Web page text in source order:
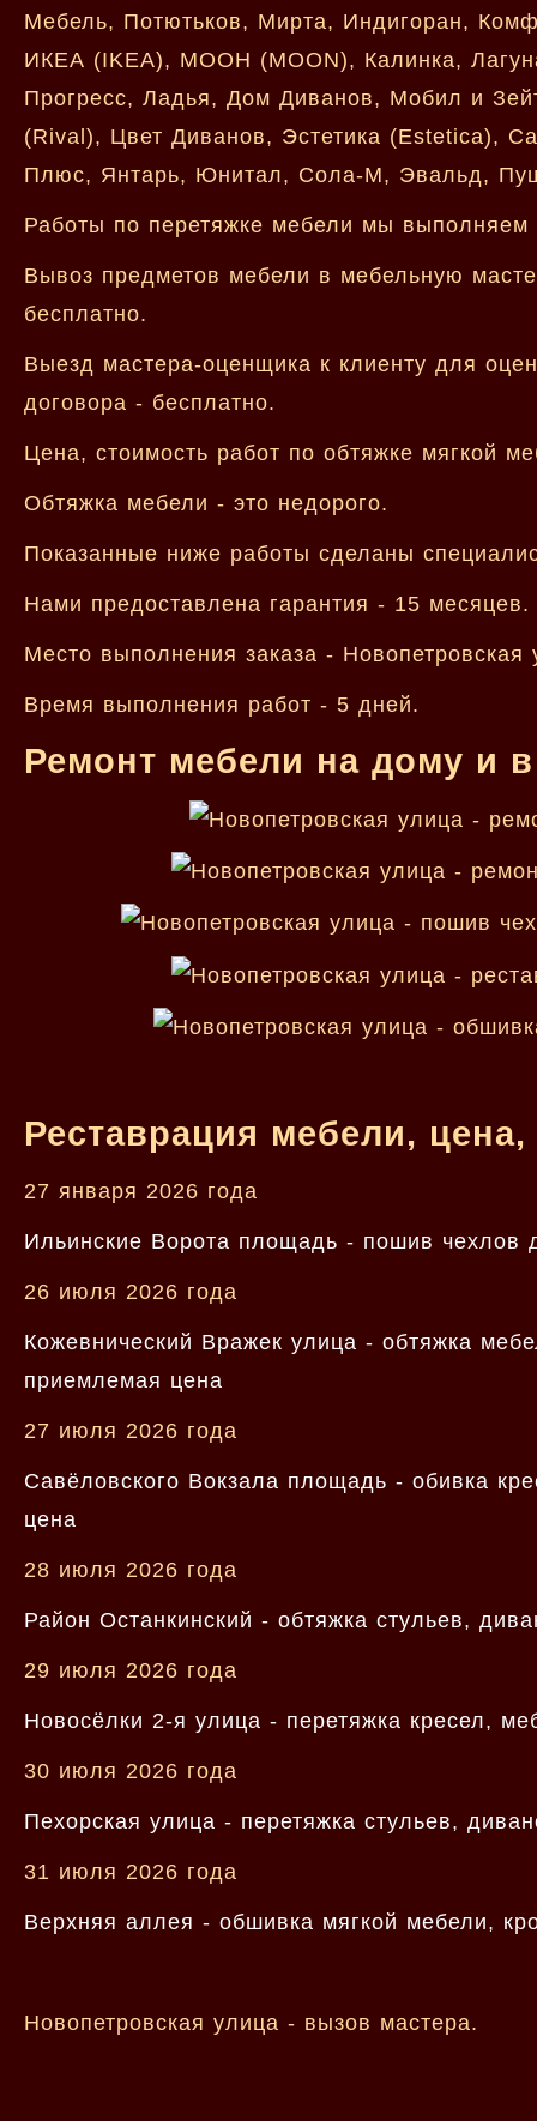
Мебель, Потютьков, Мирта, Индигоран,
ИКЕА (IKEA), МООН (MOON), Калинка,
Прогресс, Ладья, Дом Диванов, Мобил и
(Rival), Цвет Диванов, Эстетика (Estetica),
Плюс, Янтарь, Юнитал, Сола-М, Эвальд,
Работы по перетяжке мебели мы
Вывоз предметов мебели в мебельную
бесплатно.
Выезд мастера-оценщика к клиенту для
договора - бесплатно.
Цена, стоимость работ по обтяжке мягкой
Обтяжка мебели - это недорого.
Показанные ниже работы сделаны
Нами предоставлена гарантия - 15 месяцев.
Место выполнения заказа - Новопетровская
Время выполнения работ - 5 дней.
Ремонт мебели на дому и
Реставрация мебели,
27 января 2026 года
Ильинские Ворота площадь - пошив чехлов
26 июля 2026 года
Кожевнический Вражек улица - обтяжка
приемлемая цена
27 июля 2026 года
Савёловского Вокзала площадь - обивка
цена
28 июля 2026 года
Район Останкинский - обтяжка стульев,
29 июля 2026 года
Новосёлки 2-я улица - перетяжка кресел,
30 июля 2026 года
Пехорская улица - перетяжка стульев,
31 июля 2026 года
Верхняя аллея - обшивка мягкой мебели,
Новопетровская улица - вызов мастера.